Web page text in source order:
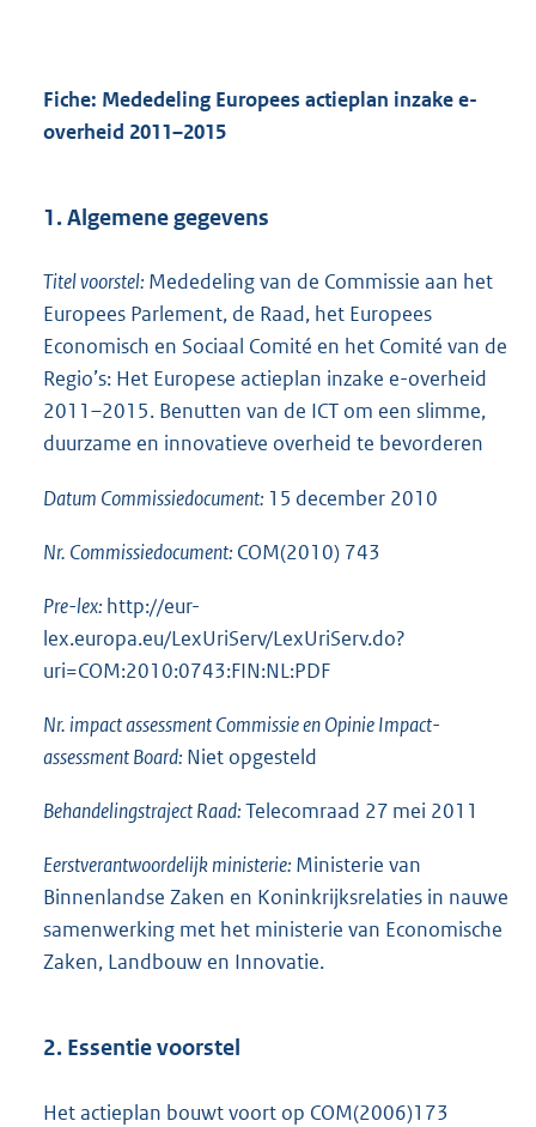
Fiche: Mededeling Europees actieplan inzake e-
overheid 2011–2015
1. Algemene gegevens
Titel voorstel: Mededeling van de Commissie aan het
Europees Parlement, de Raad, het Europees
Economisch en Sociaal Comité en het Comité van de
Regio’s: Het Europese actieplan inzake e-overheid
2011–2015. Benutten van de ICT om een slimme,
duurzame en innovatieve overheid te bevorderen
Datum Commissiedocument: 15 december 2010
Nr. Commissiedocument: COM(2010) 743
Pre-lex: http://eur-
lex.europa.eu/LexUriServ/LexUriServ.do?
uri=COM:2010:0743:FIN:NL:PDF
Nr. impact assessment Commissie en Opinie Impact-
assessment Board: Niet opgesteld
Behandelingstraject Raad:Telecomraad 27 mei 2011
Eerstverantwoordelijk ministerie: Ministerie van
Binnenlandse Zaken en Koninkrijksrelaties in nauwe
samenwerking met het ministerie van Economische
Zaken, Landbouw en Innovatie.
2. Essentie voorstel
Het actieplan bouwt voort op COM(2006)173